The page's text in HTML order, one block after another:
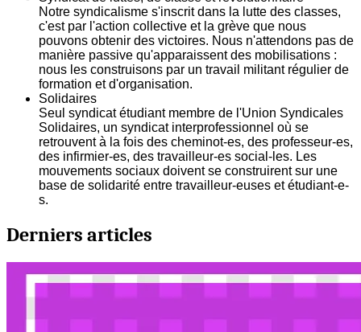
Notre syndicalisme s'inscrit dans la lutte des classes,
c'est par l'action collective et la grève que nous
pouvons obtenir des victoires. Nous n'attendons pas de
manière passive qu'apparaissent des mobilisations :
nous les construisons par un travail militant régulier de
formation et d'organisation.
Solidaires
Seul syndicat étudiant membre de l'Union Syndicales
Solidaires, un syndicat interprofessionnel où se
retrouvent à la fois des cheminot-es, des professeur-es,
des infirmier-es, des travailleur-es social-les. Les
mouvements sociaux doivent se construirent sur une
base de solidarité entre travailleur-euses et étudiant-e-
s.
Derniers articles